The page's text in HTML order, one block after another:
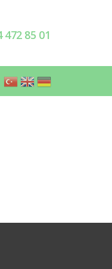
472 85 01